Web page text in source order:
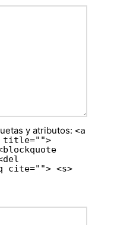
y atributos: <a
title="">
cite=""> <s>